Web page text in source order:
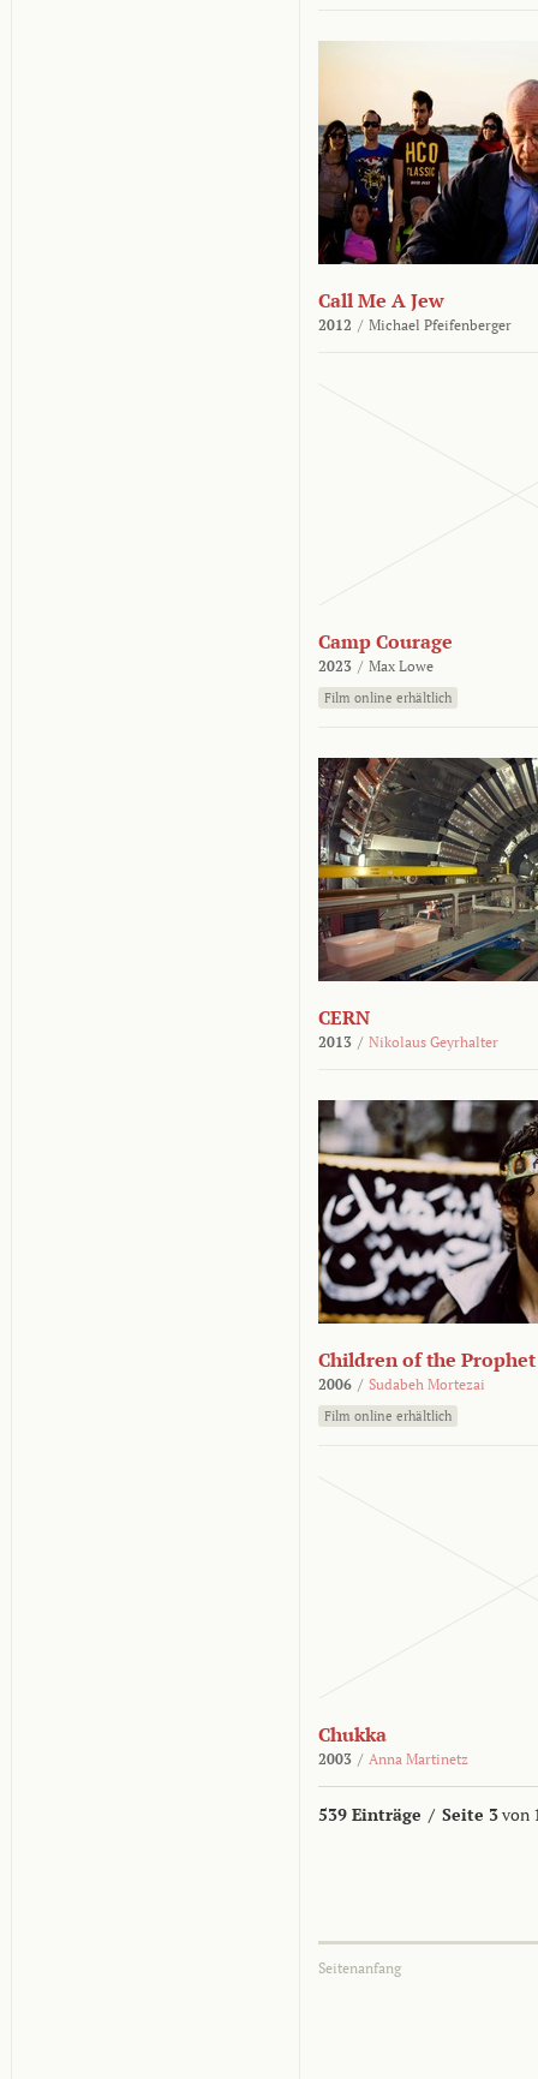
Call Me A Jew
2012 / Michael Pfeifenberger
Camp Courage
2023 / Max Lowe
Film online erhältlich
CERN
2013 / Nikolaus Geyrhalter
Children of the Prophet
2006 / Sudabeh Mortezai
Film online erhältlich
Chukka
2003 / Anna Martinetz
539 Einträge / Seite 3von
Seitenanfang